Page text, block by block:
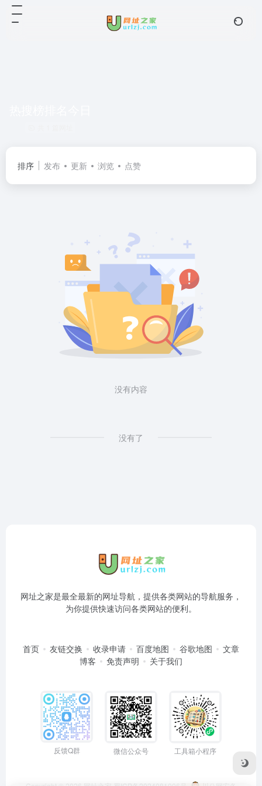
排序 发布 更新 浏览 点赞
没有内容
没有了
网址之家是最全最新的网址导航，提供各类网站的导航服务，
为你提供快速访问各类网站的便利。
首页 友链交换 收录申请 百度地图 谷歌地图
文章
博客
免责声明 关于我们
反馈Q群 微信公众号 工具箱小程序